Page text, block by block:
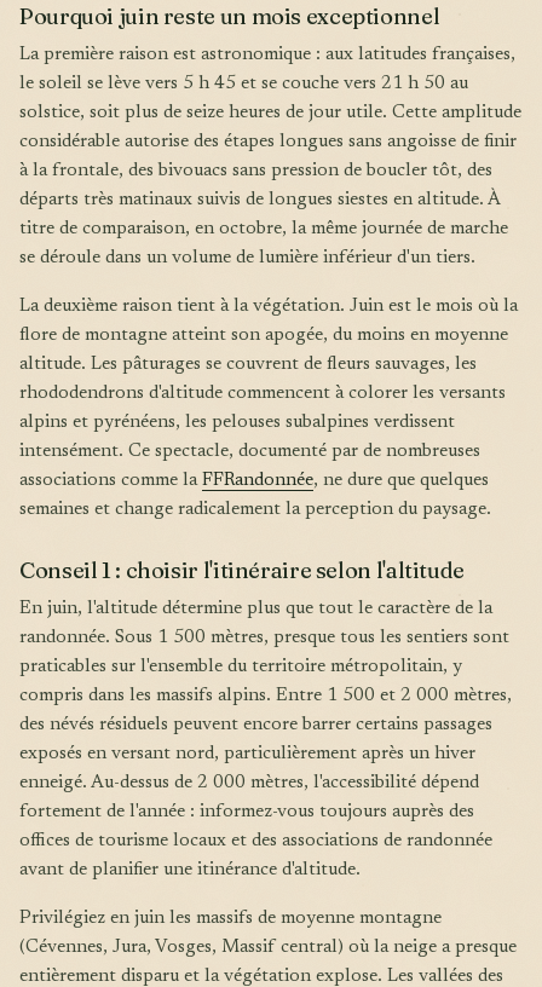
Pourquoi juin reste un mois exceptionnel
La première raison est astronomique : aux latitudes françaises,
le soleil se lève vers 5 h 45 et se couche vers 21 h 50 au
solstice, soit plus de seize heures de jour utile. Cette amplitude
considérable autorise des étapes longues sans angoisse de finir
à la frontale, des bivouacs sans pression de boucler tôt, des
départs très matinaux suivis de longues siestes en altitude. À
titre de comparaison, en octobre, la même journée de marche
se déroule dans un volume de lumière inférieur d'un tiers.
La deuxième raison tient à la végétation. Juin est le mois où la
flore de montagne atteint son apogée, du moins en moyenne
altitude. Les pâturages se couvrent de fleurs sauvages, les
rhododendrons d'altitude commencent à colorer les versants
alpins et pyrénéens, les pelouses subalpines verdissent
intensément. Ce spectacle, documenté par de nombreuses
associations comme la FFRandonnée, ne dure que quelques
semaines et change radicalement la perception du paysage.
Conseil 1 : choisir l'itinéraire selon l'altitude
En juin, l'altitude détermine plus que tout le caractère de la
randonnée. Sous 1 500 mètres, presque tous les sentiers sont
praticables sur l'ensemble du territoire métropolitain, y
compris dans les massifs alpins. Entre 1 500 et 2 000 mètres,
des névés résiduels peuvent encore barrer certains passages
exposés en versant nord, particulièrement après un hiver
enneigé. Au-dessus de 2 000 mètres, l'accessibilité dépend
fortement de l'année : informez-vous toujours auprès des
offices de tourisme locaux et des associations de randonnée
avant de planifier une itinérance d'altitude.
Privilégiez en juin les massifs de moyenne montagne
(Cévennes, Jura, Vosges, Massif central) où la neige a presque
entièrement disparu et la végétation explose. Les vallées des